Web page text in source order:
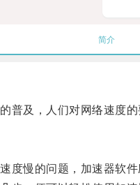
简介
及，人们对网络速度的
慢的问题，加速器软件